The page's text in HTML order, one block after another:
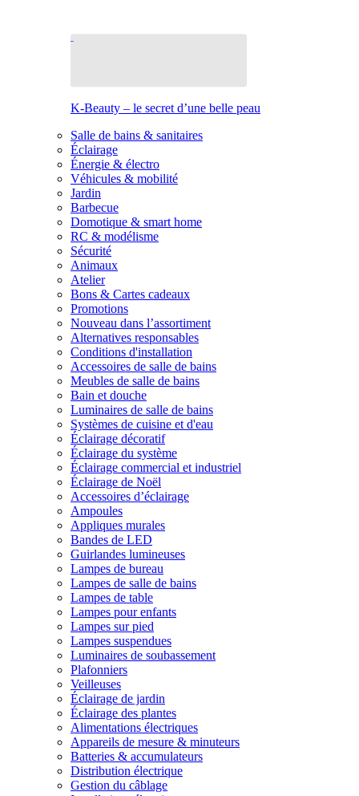
K-Beauty – le secret d’une belle peau
Salle de bains & sanitaires
Éclairage
Énergie & électro
Véhicules & mobilité
Jardin
Barbecue
Domotique & smart home
RC & modélisme
Sécurité
Animaux
Atelier
Bons & Cartes cadeaux
Promotions
Nouveau dans l’assortiment
Alternatives responsables
Conditions d'installation
Accessoires de salle de bains
Meubles de salle de bains
Bain et douche
Luminaires de salle de bains
Systèmes de cuisine et d'eau
Éclairage décoratif
Éclairage du système
Éclairage commercial et industriel
Éclairage de Noël
Accessoires d’éclairage
Ampoules
Appliques murales
Bandes de LED
Guirlandes lumineuses
Lampes de bureau
Lampes de salle de bains
Lampes de table
Lampes pour enfants
Lampes sur pied
Lampes suspendues
Luminaires de soubassement
Plafonniers
Veilleuses
Éclairage de jardin
Éclairage des plantes
Alimentations électriques
Appareils de mesure & minuteurs
Batteries & accumulateurs
Distribution électrique
Gestion du câblage